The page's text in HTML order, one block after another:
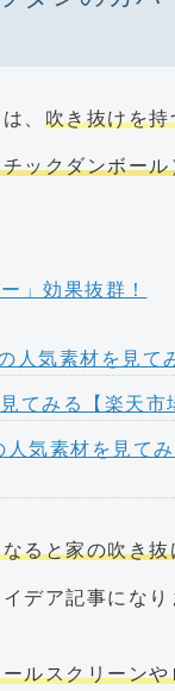
、 吹き抜けを
ックダンボー
気素材を見て
てみる【楽天市
気素材を見て
ると家の吹き
デア記事になり
ルスクリーン